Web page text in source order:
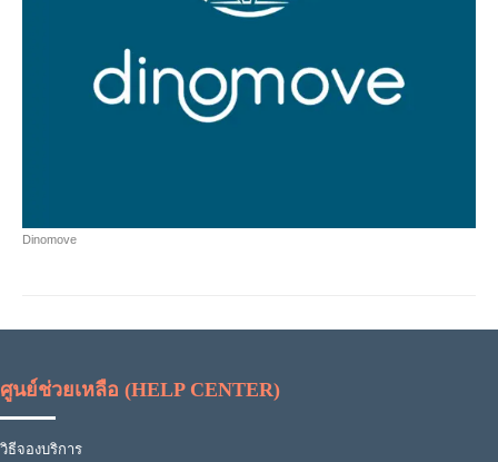
Dinomove
ศูนย์ช่วยเหลือ (HELP CENTER)
วิธีจองบริการ